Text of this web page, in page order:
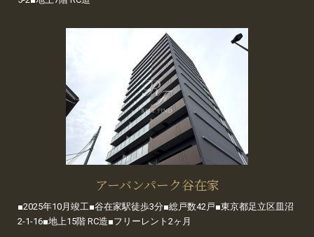
アーバンパーク谷在家
■2025年10月竣工■谷在家駅徒歩3分■総戸数42戸■東京都足立区皿沼
2-1-16■地上15階 RC造■フリーレント2ヶ月